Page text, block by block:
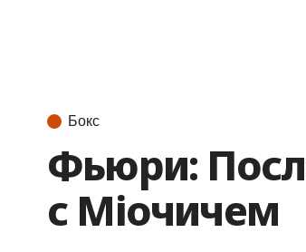
Бокс
Фьюри:
с Міочичем